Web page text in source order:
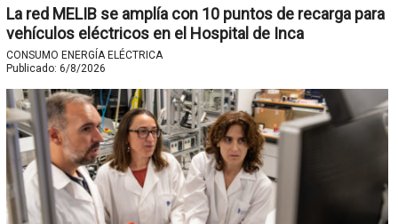
La red MELIB se amplía con 10 puntos de recarga para
vehículos eléctricos en el Hospital de Inca
CONSUMO ENERGÍA ELÉCTRICA
Publicado: 6/8/2026